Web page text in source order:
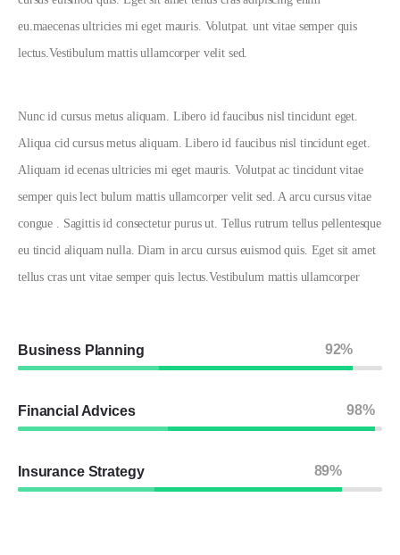
eu.maecenas ultricies mi eget mauris. Volutpat. unt vitae semper quis
lectus.Vestibulum mattis ullamcorper velit sed.
Business Planning 92%
Financial Advices 98%
Insurance Strategy 89%
Nunc id cursus metus aliquam. Libero id faucibus nisl tincidunt eget.
Aliqua cid cursus metus aliquam. Libero id faucibus nisl tincidunt eget.
Aliquam id ecenas ultricies mi eget mauris. Volutpat ac tincidunt vitae
semper quis lect bulum mattis ullamcorper velit sed. A arcu cursus vitae
congue . Sagittis id consectetur purus ut. Tellus rutrum tellus pellentesque
eu tincid aliquam nulla. Diam in arcu cursus euismod quis. Eget sit amet
tellus cras unt vitae semper quis lectus.Vestibulum mattis ullamcorper